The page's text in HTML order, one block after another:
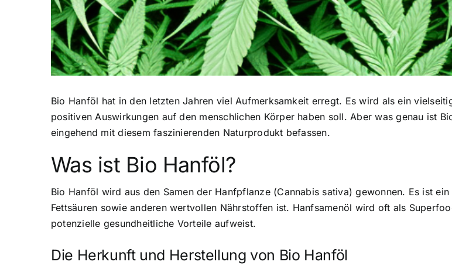
Bio Hanföl hat in den letzten Jahren viel Aufmerksamkeit erregt. Es wird als ein
positiven Auswirkungen auf den menschlichen Körper haben soll. Aber was genau ist
eingehend mit diesem faszinierenden Naturprodukt befassen.
Was ist Bio Hanföl?
Bio Hanföl wird aus den Samen der Hanfpflanze (Cannabis sativa) gewonnen. Es ist
Fettsäuren sowie anderen wertvollen Nährstoffen ist. Hanfsamenöl wird oft als
potenzielle gesundheitliche Vorteile aufweist.
Die Herkunft und Herstellung von Bio Hanföl